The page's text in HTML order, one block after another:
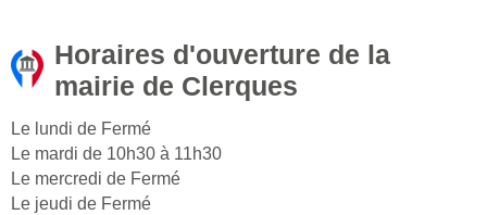
Horaires d'ouverture de la
mairie de Clerques
Le lundi de Fermé
Le mardi de 10h30 à 11h30
Le mercredi de Fermé
Le jeudi de Fermé